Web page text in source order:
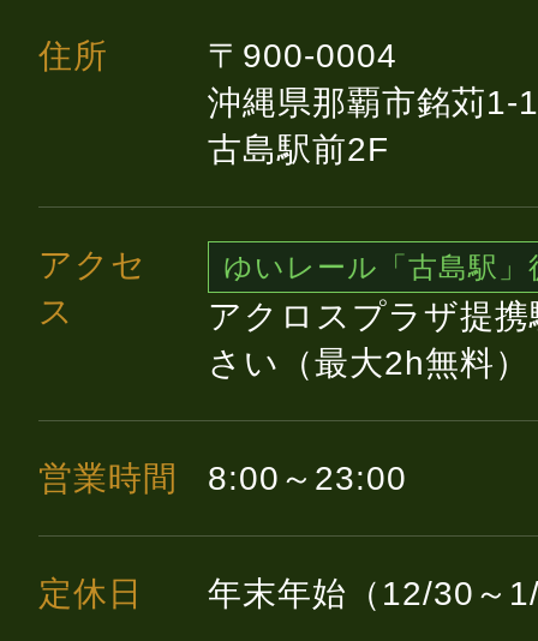
住所
〒900-0004
沖縄県那覇市銘苅
古島駅前2F
アクセ
ス
ゆいレール「古島駅」
アクロスプラザ提
さい（最大2h無料）
営業時間 8:00～23:00
定休日 年末年始（12/30～